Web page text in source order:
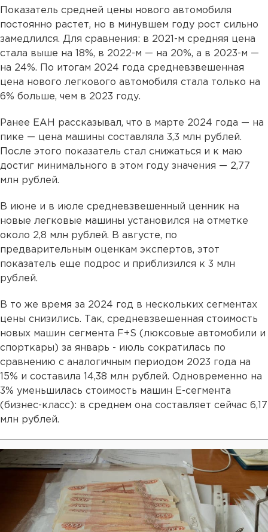
Показатель средней цены нового автомобиля
постоянно растет, но в минувшем году рост сильно
замедлился. Для сравнения: в 2021-м средняя цена
стала выше на 18%, в 2022-м — на 20%, а в 2023-м —
на 24%. По итогам 2024 года средневзвешенная
цена нового легкового автомобиля стала только на
6% больше, чем в 2023 году.
Ранее ЕАН рассказывал, что в марте 2024 года — на
пике — цена машины составляла 3,3 млн рублей.
После этого показатель стал снижаться и к маю
достиг минимального в этом году значения — 2,77
млн рублей.
В июне и в июле средневзвешенный ценник на
новые легковые машины установился на отметке
около 2,8 млн рублей. В августе, по
предварительным оценкам экспертов, этот
показатель еще подрос и приблизился к 3 млн
рублей.
В то же время за 2024 год в нескольких сегментах
цены снизились. Так, средневзвешенная стоимость
новых машин сегмента F+S (люксовые автомобили и
спорткары) за январь - июль сократилась по
сравнению с аналогичным периодом 2023 года на
15% и составила 14,38 млн рублей. Одновременно на
3% уменьшилась стоимость машин Е-сегмента
(бизнес-класс): в среднем она составляет сейчас 6,17
млн рублей.